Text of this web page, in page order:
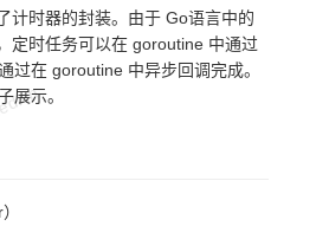
计时器的封装。由于 Go语言中的
定时任务可以在 goroutine 中通过
过在 goroutine 中异步回调完成。
展示。